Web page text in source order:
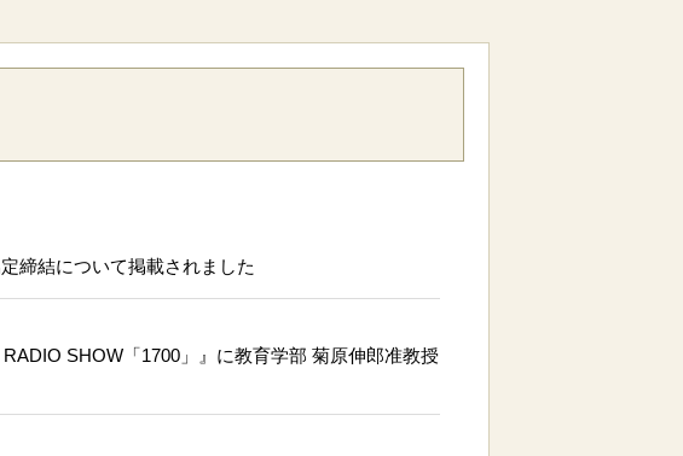
締結について掲載されました
SHOW「1700」』に教育学部 菊原伸郎准教授